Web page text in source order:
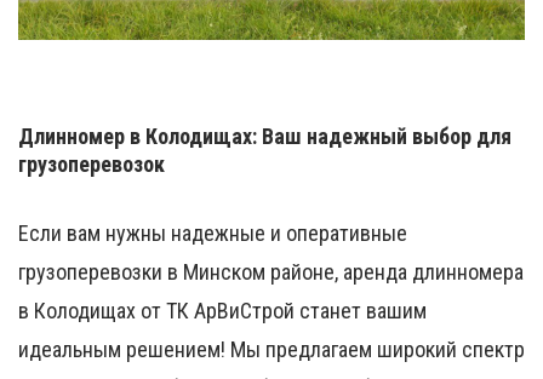
Длинномер в Колодищах: Ваш надежный выбор для
грузоперевозок
Если вам нужны надежные и оперативные
грузоперевозки в Минском районе, аренда длинномера
в Колодищах отТК АрВиСтрой станет вашим
идеальным решением! Мы предлагаем широкий спектр